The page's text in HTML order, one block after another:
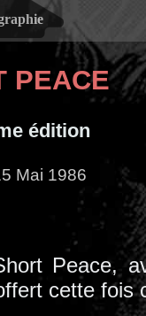
PEACE
édition
Mai 1986
Peace,
cette fois